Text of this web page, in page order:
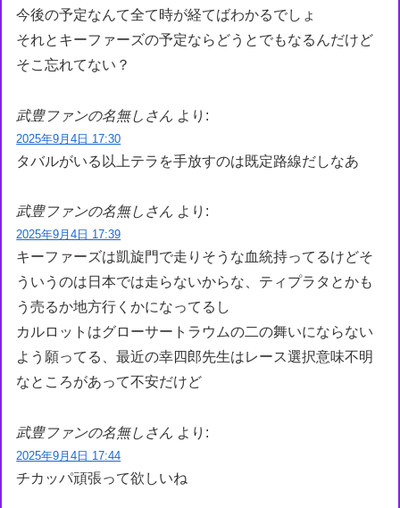
今後の予定なんて全て時が経てばわかるでしょ
それとキーファーズの予定ならどうとでもなるんだけど
そこ忘れてない？
武豊ファンの名無しさん より:
2025年9月4日 17:30
タバルがいる以上テラを手放すのは既定路線だしなあ
武豊ファンの名無しさん より:
2025年9月4日 17:39
キーファーズは凱旋門で走りそうな血統持ってるけどそ
ういうのは日本では走らないからな、ティプラタとかも
う売るか地方行くかになってるし
カルロットはグローサートラウムの二の舞いにならない
よう願ってる、最近の幸四郎先生はレース選択意味不明
なところがあって不安だけど
武豊ファンの名無しさん より:
2025年9月4日 17:44
チカッパ頑張って欲しいね